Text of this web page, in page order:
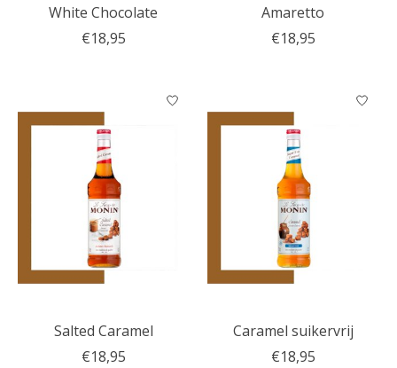
White Chocolate
€18,95
Amaretto
€18,95
Salted Caramel
€18,95
Caramel suikervrij
€18,95